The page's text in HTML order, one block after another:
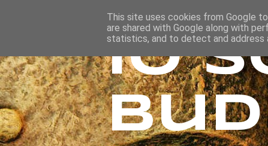
Io
This site uses cookies from Google
are shared with Google along with
statistics, and to detect and address